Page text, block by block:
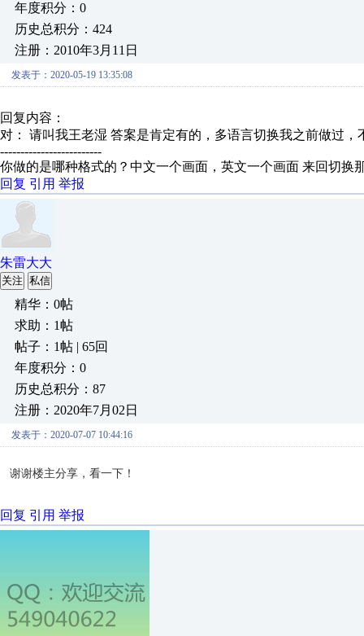
年度积分：0
历史总积分：424
注册：2010年3月11日
发表于：2020-05-19 13:35:08
回复内容：
对： 请叫我王老湿 答案是肯定有的，多语言切换我之前做过
-------------------------
你做的是哪种格式的？中文一个画面，英文一个画面 来回切
回复 引用 举报
朱雷大大
关注 私信
精华：0帖
求助：1帖
帖子：1帖 | 65回
年度积分：0
历史总积分：87
注册：2020年7月02日
发表于：2020-07-07 10:44:16
谢谢楼主分享，看一下！
回复 引用 举报